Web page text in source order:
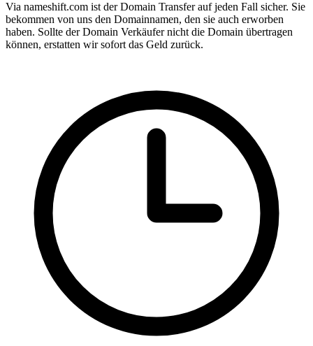
Via nameshift.com ist der Domain Transfer auf jeden Fall sicher. Sie
bekommen von uns den Domainnamen, den sie auch erworben
haben. Sollte der Domain Verkäufer nicht die Domain übertragen
können, erstatten wir sofort das Geld zurück.